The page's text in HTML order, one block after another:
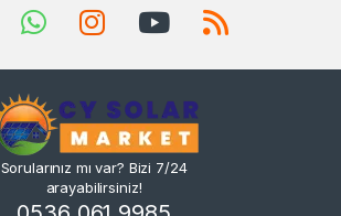
Sorularınız mı var? Bizi 7/24
arayabilirsiniz!